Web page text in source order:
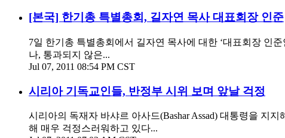
[본국] 한기총 특별총회, 길자연 목사 대표회장 인준
7일 한기총 특별총회에서 길자연 목사에 대한 ‘대표회장 인
나, 통과되지 않은...
Jul 07, 2011 08:54 PM CST
시리아 기독교인들, 반정부 시위 보며 앞날 걱정
시리아의 독재자 바샤르 아사드(Bashar Assad) 대통령을 지
해 매우 걱정스러워하고 있다...